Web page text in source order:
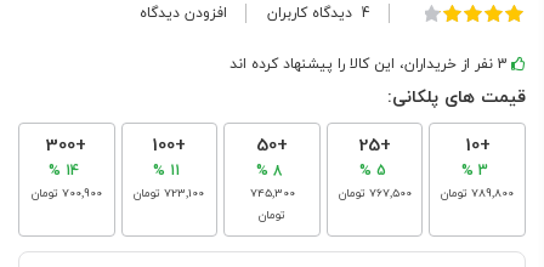
امتیاز:
4 دیدگاه کاربران افزودن دیدگاه
3 نفر از خریداران، این کالا را پیشنهاد کرده اند
قیمت های پلکانی:
+10
‎789٬800 تومان
+25
‎767٬500 تومان
+50
‎745٬300
تومان
+100
‎723٬100 تومان
+300
‎700٬900 تومان